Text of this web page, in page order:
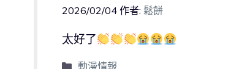
2026/02/04 作者: 鬆餅
太好了
動漫情報